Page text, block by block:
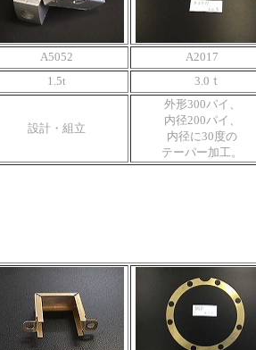
A5052 A2017
1.5t 3.0ｔ
設計・組立
外形300パイ、
内径200パイ、
内径に30度の
テーパー加工。